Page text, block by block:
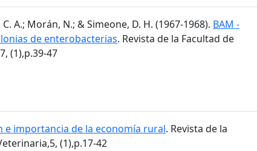
A.; Morán, N.; & Simeone, D. H. (1967-1968). BAM -
de enterobacterias. Revista de la Facultad de
(1),p.39-47
e importancia de la economía rural. Revista de la
(1),p.17-42